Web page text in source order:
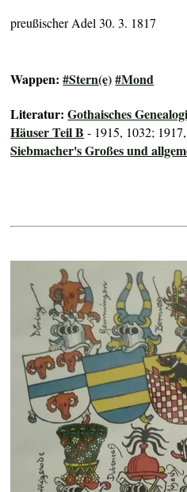
preußischer Adel 30. 3. 1817
Wappen:#Stern(e)#Mond
Literatur:Gothaisches
Häuser Teil B - 1915, 1032;
Siebmacher's Großes und